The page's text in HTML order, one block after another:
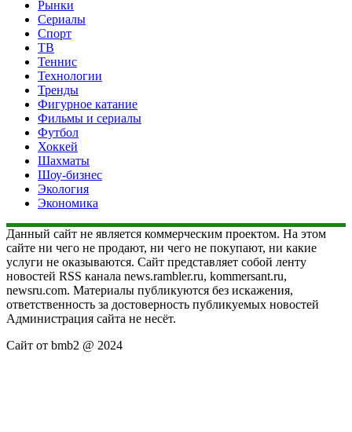
Рынки
Сериалы
Спорт
ТВ
Теннис
Технологии
Тренды
Фигурное катание
Фильмы и сериалы
Футбол
Хоккей
Шахматы
Шоу-бизнес
Экология
Экономика
Данный сайт не является коммерческим проектом. На этом
сайте ни чего не продают, ни чего не покупают, ни какие
услуги не оказываются. Сайт представляет собой ленту
новостей RSS канала news.rambler.ru, kommersant.ru,
newsru.com. Материалы публикуются без искажения,
ответственность за достоверность публикуемых новостей
Администрация сайта не несёт.
Сайт от bmb2 @ 2024